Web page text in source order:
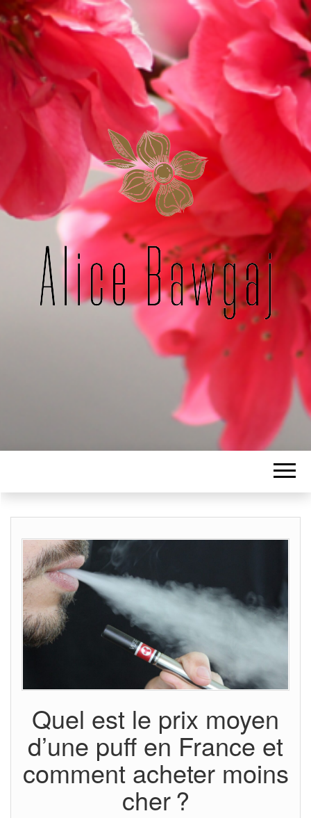
ALICE
BAWGAJ
Les petits mots d'Alice
Quel est le prix moyen
d’une puff en France et
comment acheter moins
cher ?